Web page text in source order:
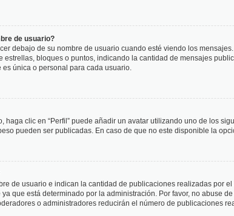
de usuario?
debajo de su nombre de usuario cuando esté viendo los
estrellas, bloques o puntos, indicando la cantidad de mensajes
única o personal para cada usuario.
haga clic en “Perfil” puede añadir un avatar utilizando uno de los
pueden ser publicadas. En caso de que no este disponible la
de usuario e indican la cantidad de publicaciones realizadas por
que está determinado por la administración. Por favor, no abuse
o administradores reducirán el número de publicaciones